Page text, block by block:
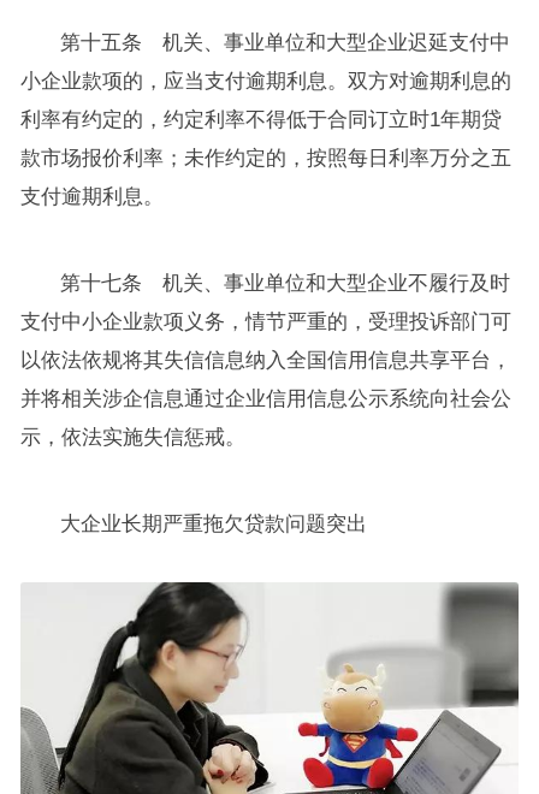
第十五条 机关、事业单位和大型企业迟延支付中
小企业款项的，应当支付逾期利息。双方对逾期利息的
利率有约定的，约定利率不得低于合同订立时1年期贷
款市场报价利率；未作约定的，按照每日利率万分之五
支付逾期利息。
第十七条 机关、事业单位和大型企业不履行及时
支付中小企业款项义务，情节严重的，受理投诉部门可
以依法依规将其失信信息纳入全国信用信息共享平台，
并将相关涉企信息通过企业信用信息公示系统向社会公
示，依法实施失信惩戒。
大企业长期严重拖欠贷款问题突出